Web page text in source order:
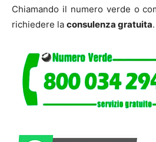
Chiamando il numero verde o
richiedere la consulenza gratuita.